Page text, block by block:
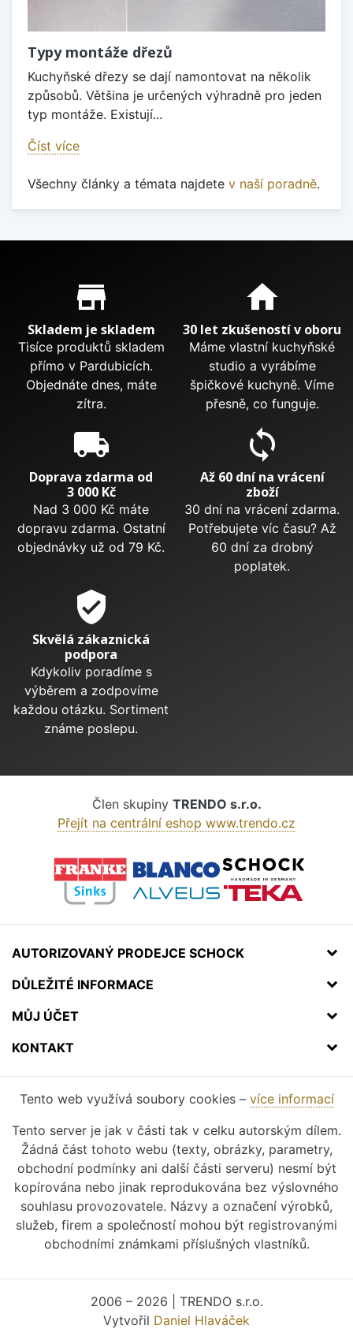
Typy montáže dřezů
Kuchyňské dřezy se dají namontovat na několik
způsobů. Většina je určených výhradně pro jeden
typ montáže. Existují...
Číst více
Všechny články a témata najdete v naší poradně.
Proč nakupovat u nás?
store_mall_directory
Skladem je skladem
Tisíce produktů skladem
přímo v Pardubicích.
Objednáte dnes, máte
zítra.
home
30 let zkušeností v oboru
Máme vlastní kuchyňské
studio a vyrábíme
špičkové kuchyně. Víme
přesně, co funguje.
local_shipping
Doprava zdarma od
3 000 Kč
Nad 3 000 Kč máte
dopravu zdarma. Ostatní
objednávky už od 79 Kč.
sync
Až 60 dní na vrácení
zboží
30 dní na vrácení zdarma.
Potřebujete víc času? Až
60 dní za drobný
poplatek.
verified_user
Skvělá zákaznická
podpora
Kdykoliv poradíme s
výběrem a zodpovíme
každou otázku. Sortiment
známe poslepu.
Člen skupiny TRENDO s.r.o.
Přejít na centrální eshop www.trendo.cz
AUTORIZOVANÝ PRODEJCE SCHOCK
DŮLEŽITÉ INFORMACE
MŮJ ÚČET
KONTAKT
Tento web využívá soubory cookies – více informací
Tento server je jak v části tak v celku autorským dílem.
Žádná část tohoto webu (texty, obrázky, parametry,
obchodní podmínky ani další části serveru) nesmí být
kopírována nebo jinak reprodukována bez výslovného
souhlasu provozovatele. Názvy a označení výrobků,
služeb, firem a společností mohou být registrovanými
obchodními známkami příslušných vlastníků.
2006 – 2026 | TRENDO s.r.o.
Vytvořil Daniel Hlaváček